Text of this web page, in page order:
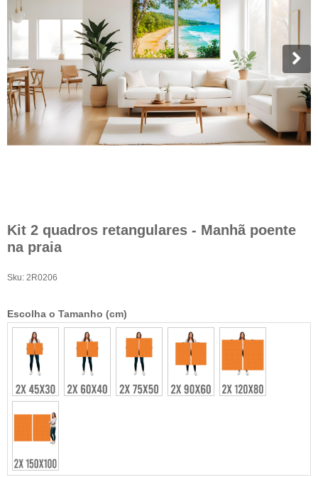
Kit 2 quadros retangulares - Manhã poente
na praia
Sku: 2R0206
Escolha o Tamanho (cm)